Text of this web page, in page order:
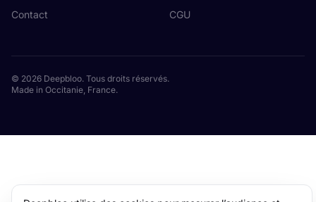
Contact
CGU
© 2026 Deepbloo. Tous droits réservés.
Made in Occitanie, France.